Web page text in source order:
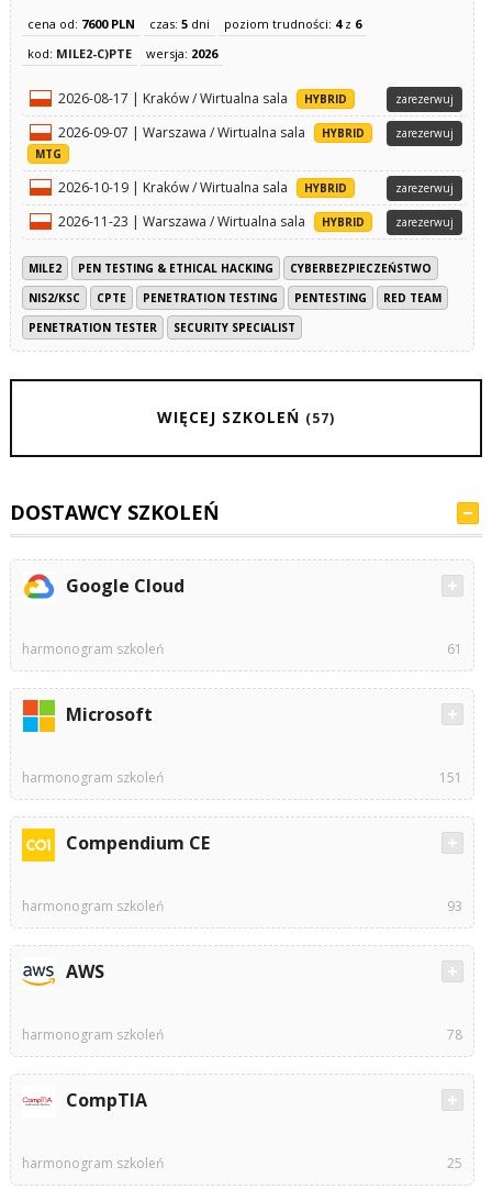
cena od: 7600 PLN czas: 5dni poziom trudności: 4z 6
kod: MILE2-C)PTE wersja: 2026
2026-08-17 | Kraków / Wirtualna sala HYBRID zarezerwuj
2026-09-07 | Warszawa / Wirtualna sala
HYBRID
MTG
zarezerwuj
2026-10-19 | Kraków / Wirtualna sala HYBRID zarezerwuj
2026-11-23 | Warszawa / Wirtualna sala HYBRID zarezerwuj
MILE2 PEN TESTING & ETHICAL HACKING
CYBERBEZPIECZEŃSTWO
NIS2/KSC
CPTE PENETRATION TESTING PENTESTING
RED TEAM
PENETRATION TESTER
SECURITY SPECIALIST
WIĘCEJ SZKOLEŃ (57)
DOSTAWCY SZKOLEŃ
Google Cloud
harmonogram szkoleń 61
Microsoft
harmonogram szkoleń 151
Compendium CE
harmonogram szkoleń 93
AWS
harmonogram szkoleń 78
CompTIA
harmonogram szkoleń 25